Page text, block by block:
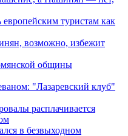
туристам как
возможно, избежит
общины
"Лазаревский клуб"
расплачивается
в безвыходном